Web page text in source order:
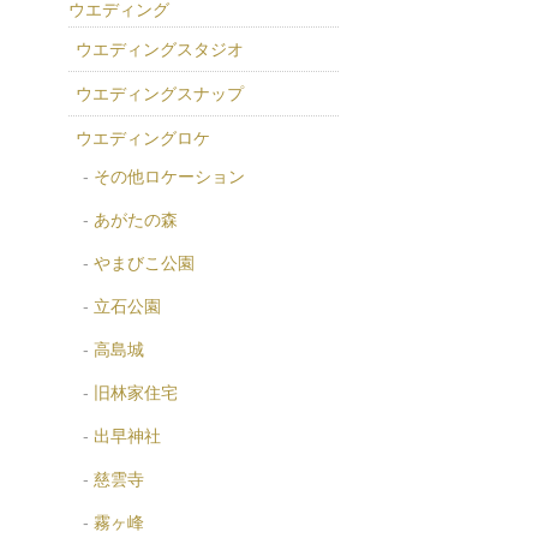
ウエディング
ウエディングスタジオ
ウエディングスナップ
ウエディングロケ
その他ロケーション
あがたの森
やまびこ公園
立石公園
高島城
旧林家住宅
出早神社
慈雲寺
霧ヶ峰